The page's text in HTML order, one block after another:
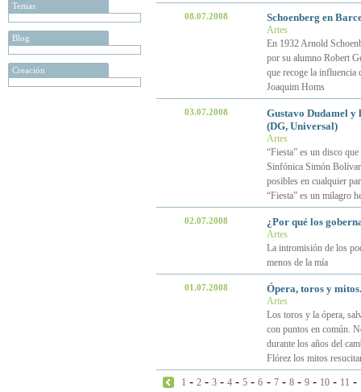
Temas
Blog
Creación
08.07.2008 Schoenberg en
Artes
En 1932 Arnold
por su alumno Robert
que recoge la influencia
Joaquim Homs
03.07.2008
Gustavo Dudamel
(DG, Universal)
Artes
“Fiesta” es un disco
Sinfónica Simón
posibles en cualquier
“Fiesta” es un milagro
02.07.2008 ¿Por qué los
Artes
La intromisión de los
menos de la mía
01.07.2008 Ópera, toros y
Artes
Los toros y la ópera,
con puntos en común.
durante los años del
Flórez los mitos
1 -2 -3 -4 -5 -6 - 7- 8- 9- 10- 11 -